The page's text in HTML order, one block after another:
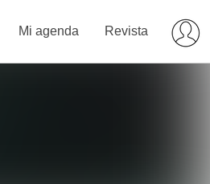
Mi agenda Revista